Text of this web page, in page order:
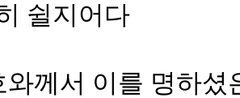
쉴지어다
께서 이를 명하